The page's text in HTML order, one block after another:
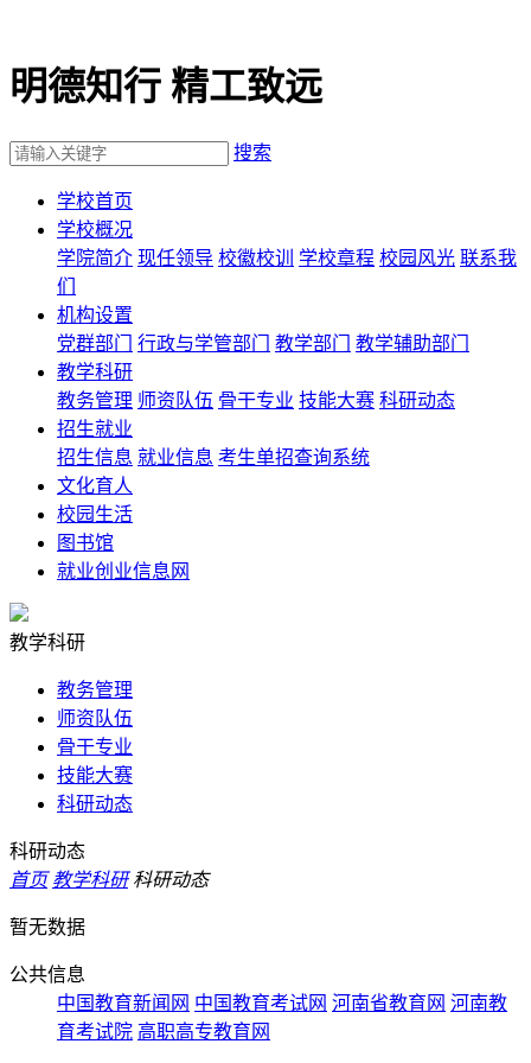
明德知行 精工致远
搜索
学校首页
学校概况
学院简介 现任领导 校徽校训 学校章程 校园风光 联系我
们
机构设置
党群部门
行政与学管部门 教学部门
教学辅助部门
教学科研
教务管理 师资队伍 骨干专业 技能大赛 科研动态
招生就业
招生信息 就业信息 考生单招查询系统
文化育人
校园生活
图书馆
就业创业信息网
教学科研
教务管理
师资队伍
骨干专业
技能大赛
科研动态
科研动态
首页 教学科研 科研动态
暂无数据
公共信息
中国教育新闻网 中国教育考试网 河南省教育网 河南教
育考试院 高职高专教育网